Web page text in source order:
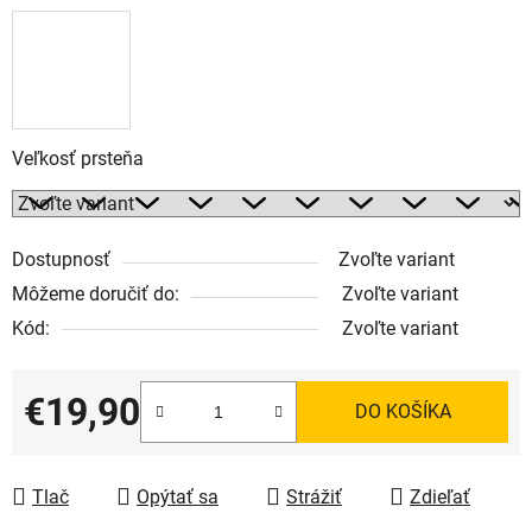
Veľkosť prsteňa
Dostupnosť
Zvoľte variant
Môžeme doručiť do:
Zvoľte variant
Kód:
Zvoľte variant
€19,90
Jednotková cena:
DO KOŠÍKA
Tlač Opýtať sa Strážiť Zdieľať